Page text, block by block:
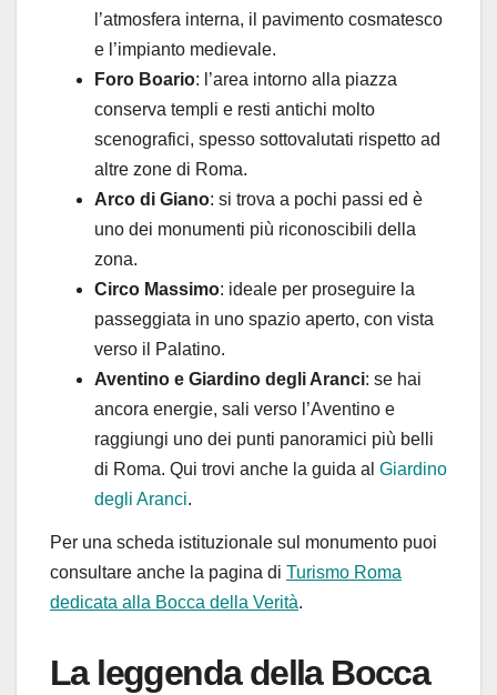
l’atmosfera interna, il pavimento cosmatesco
e l’impianto medievale.
Foro Boario: l’area intorno alla piazza
conserva templi e resti antichi molto
scenografici, spesso sottovalutati rispetto ad
altre zone di Roma.
Arco di Giano: si trova a pochi passi ed è
uno dei monumenti più riconoscibili della
zona.
Circo Massimo: ideale per proseguire la
passeggiata in uno spazio aperto, con vista
verso il Palatino.
Aventino e Giardino degli Aranci: se hai
ancora energie, sali verso l’Aventino e
raggiungi uno dei punti panoramici più belli
di Roma. Qui trovi anche la guida al Giardino
degli Aranci.
Per una scheda istituzionale sul monumento puoi
consultare anche la pagina di Turismo Roma
dedicata alla Bocca della Verità.
La leggenda della Bocca